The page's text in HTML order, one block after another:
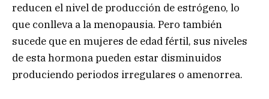
reducen el nivel de producción de estrógeno, lo
que conlleva a la menopausia. Pero también
sucede que en mujeres de edad fértil, sus niveles
de esta hormona pueden estar disminuidos
produciendo periodos irregulares o amenorrea.